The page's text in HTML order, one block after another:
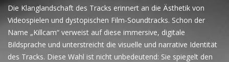
Die Klanglandschaft des Tracks erinnert an die Ästhetik von
Videospielen und dystopischen Film-Soundtracks. Schon der
Name „Killcam“ verweist auf diese immersive, digitale
Bildsprache und unterstreicht die visuelle und narrative Identität
des Tracks. Diese Wahl ist nicht unbedeutend: Sie spiegelt den